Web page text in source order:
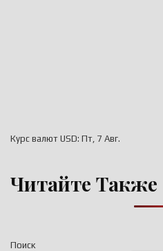
Поиск
Курс валют USD: Пт, 7 Авг.
Читайте Также